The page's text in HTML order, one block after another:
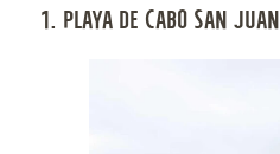
1. PLAYA DE CABO SAN JUAN